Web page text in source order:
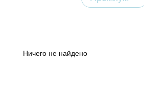
Ничего не найдено